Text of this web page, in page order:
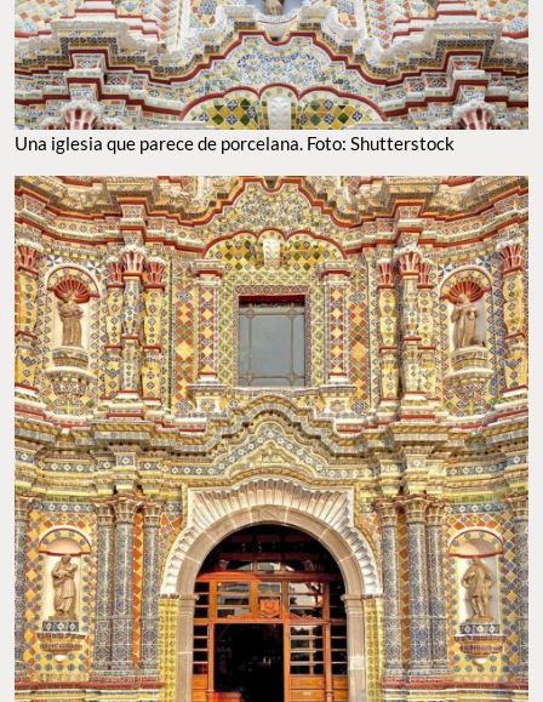
Una iglesia que parece de porcelana. Foto: Shutterstock